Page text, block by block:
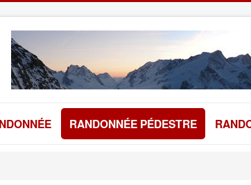
RANDONNÉE PÉDESTRE